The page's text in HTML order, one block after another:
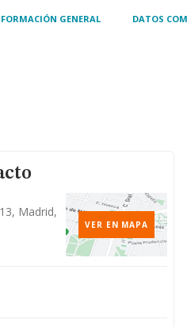
GENERAL DATOS
Madrid,
VER EN MAPA